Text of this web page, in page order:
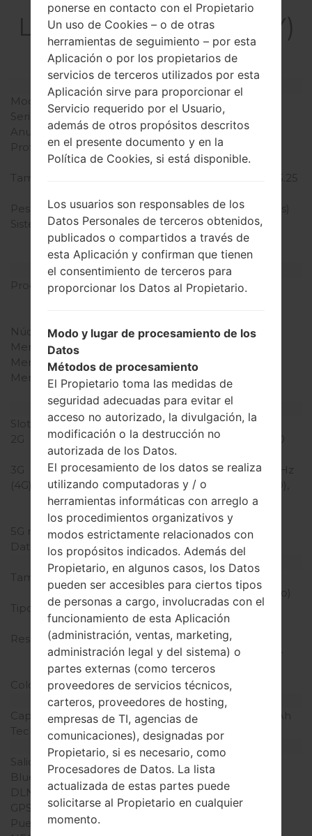
LGH441ZY(LGH441ZY)
akaLG Spirit
Modelo y sus características
Modelo
LGH441ZY
Serie
LG Spirit
Anunciado
2015
Profundidad
10 milímetros (0.39
pulgadas)
Tamaño (dimensiones)
133.3 x 66.1 milímetros (5.25
Peso
124.4 gramos (4.37 onzas)
Sistema de operación
Android 5.0.1 (Lollipop),
actualizable a 6.0.1
(Marshmallow)
Hardware
Procesador
1.2 GHz Cortex-A53,
Núcleos de UCP
cuatro núcleos
Memoria RAM
Memoria interna
8GB
Memoria externa
microSD, hasta 32 GB
(ranura dedicada)
Red y Datos
Slot de tarjeta
1 Micro-SIM
2G
GSM 850/900/1800/1900
MHz
3G
HSPA 900/1900/2100 MHz
(4G) LTE
LTE band 1(2100), 3(1800),
7(2600), 8(900), 20(800)
MHz
5G network
-
Datos
GPRS/EDGE
Pantalla
Tamaño de la pantalla
4.7 pulgadas (~69.1%
relación pantalla-cuerpo)
Tipo de Pantalla
IPS LCD pantalla tactil
capacitiva
Resolución de Pantalla
720 x 1280 píxeles (~312
densidad de píxeles por
pulgada)
Colores de pantalla
16M colores
Batería y Teclado
Capacidad de batería
Extraíble Li-Ion 2100 mAh
Teclado físico
-
Interfaces
Salida de audio
3.5mm jack
Bluetooth
versión 4.1, A2DP, LE
DLNA
No
GPS
A-GPS, GLONASS
Puerto infrarrojo
ponerse en contacto con el Propietario
Un uso de Cookies – o de otras
herramientas de seguimiento – por esta
Aplicación o por los propietarios de
servicios de terceros utilizados por esta
Aplicación sirve para proporcionar el
Servicio requerido por el Usuario,
además de otros propósitos descritos
en el presente documento y en la
Política de Cookies, si está disponible.
Los usuarios son responsables de los
Datos Personales de terceros obtenidos,
publicados o compartidos a través de
esta Aplicación y confirman que tienen
el consentimiento de terceros para
proporcionar los Datos al Propietario.
Modo y lugar de procesamiento de los
Datos
Métodos de procesamiento
El Propietario toma las medidas de
seguridad adecuadas para evitar el
acceso no autorizado, la divulgación, la
modificación o la destrucción no
autorizada de los Datos.
El procesamiento de los datos se realiza
utilizando computadoras y / o
herramientas informáticas con arreglo a
los procedimientos organizativos y
modos estrictamente relacionados con
los propósitos indicados. Además del
Propietario, en algunos casos, los Datos
pueden ser accesibles para ciertos tipos
de personas a cargo, involucradas con el
funcionamiento de esta Aplicación
(administración, ventas, marketing,
administración legal y del sistema) o
partes externas (como terceros
proveedores de servicios técnicos,
carteros, proveedores de hosting,
empresas de TI, agencias de
comunicaciones), designadas por
Propietario, si es necesario, como
Procesadores de Datos. La lista
actualizada de estas partes puede
solicitarse al Propietario en cualquier
momento.